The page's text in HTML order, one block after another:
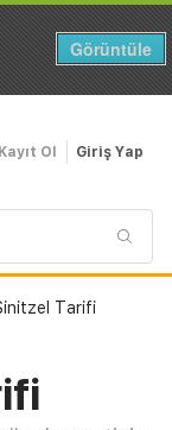
Görüntüle
Kayıt Ol Giriş Yap
Tarifi